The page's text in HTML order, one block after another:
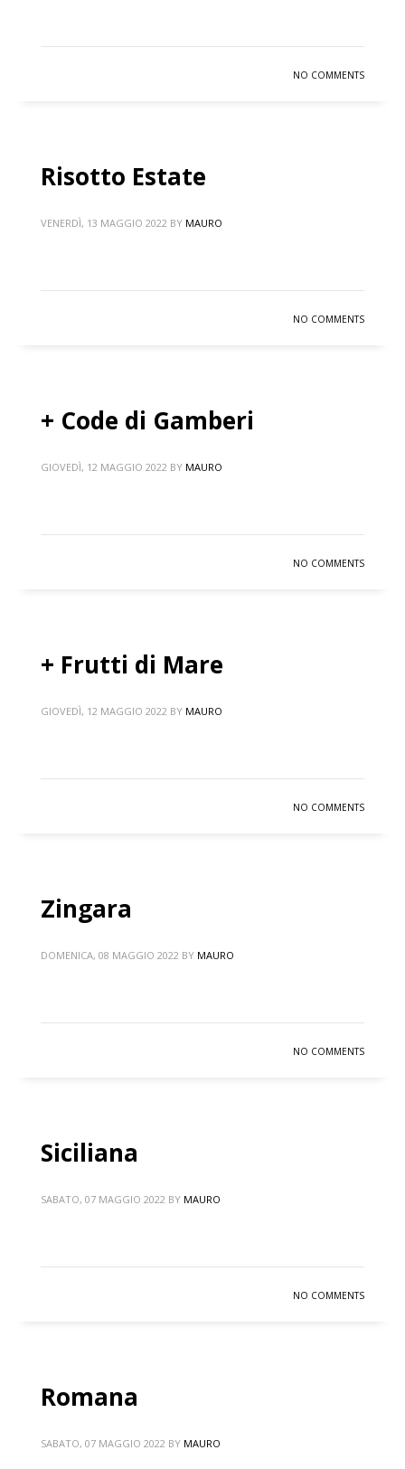
NO COMMENTS
Risotto Estate
VENERDÌ, 13 MAGGIO 2022 BY MAURO
NO COMMENTS
+ Code di Gamberi
GIOVEDÌ, 12 MAGGIO 2022 BY MAURO
NO COMMENTS
+ Frutti di Mare
GIOVEDÌ, 12 MAGGIO 2022 BY MAURO
NO COMMENTS
Zingara
DOMENICA, 08 MAGGIO 2022 BY MAURO
NO COMMENTS
Siciliana
SABATO, 07 MAGGIO 2022 BY MAURO
NO COMMENTS
Romana
SABATO, 07 MAGGIO 2022 BY MAURO